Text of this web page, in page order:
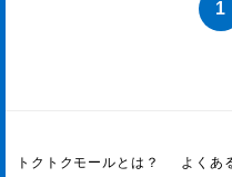
1
トクトクモールとは？
よくあ